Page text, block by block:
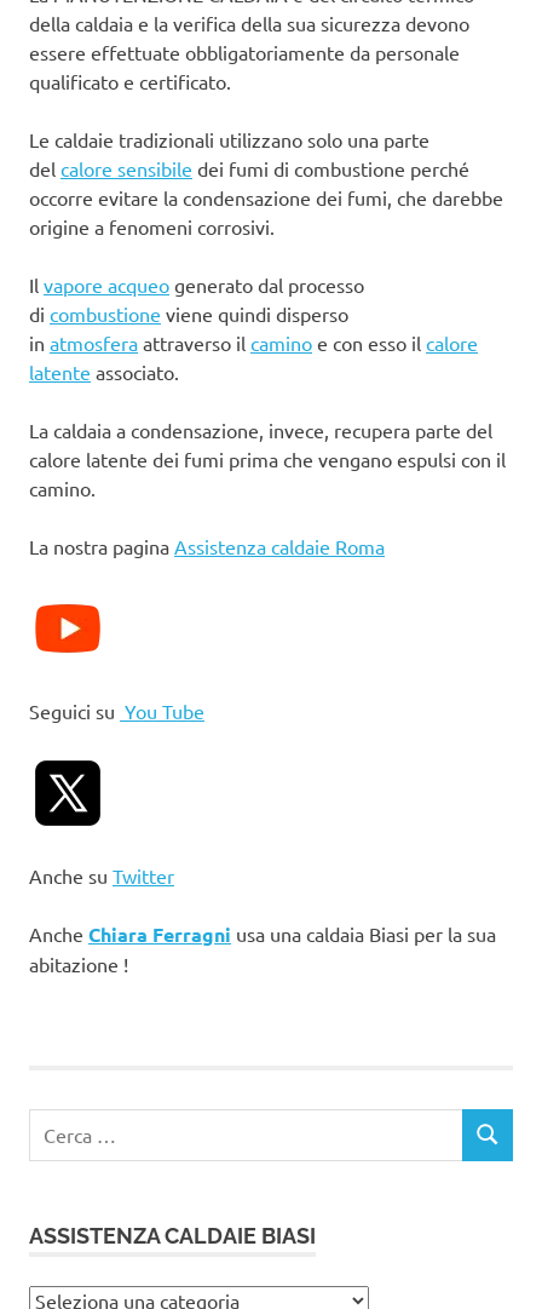
della caldaia e la verifica della sua sicurezza devono
essere effettuate obbligatoriamente da personale
qualificato e certificato.
Le caldaie tradizionali utilizzano solo una parte
del calore sensibile dei fumi di combustione perché
occorre evitare la condensazione dei fumi, che darebbe
origine a fenomeni corrosivi.
Il vapore acqueo generato dal processo
di combustione viene quindi disperso
in atmosfera attraverso il camino e con esso il calore
latente associato.
La caldaia a condensazione, invece, recupera parte del
calore latente dei fumi prima che vengano espulsi con il
camino.
La nostra pagina Assistenza caldaie Roma
Seguici su You Tube
Anche su Twitter
Anche Chiara Ferragni usa una caldaia Biasi per la sua
abitazione !
CERCA
ASSISTENZA CALDAIE BIASI
Assistenza